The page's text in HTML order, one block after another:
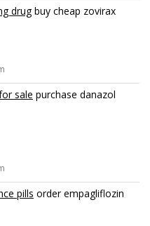
drugbuy cheap zovirax
sale purchase danazol
pills order empagliflozin